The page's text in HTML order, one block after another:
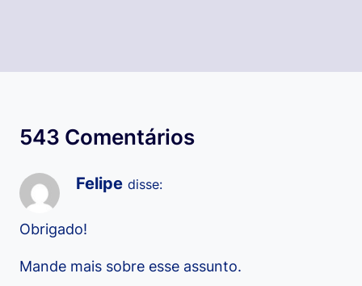
543 Comentários
Felipe disse:
Obrigado!
Mande mais sobre esse assunto.